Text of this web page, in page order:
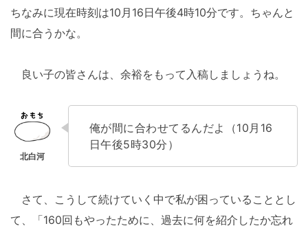
ちなみに現在時刻は10月16日午後4時10分です。ちゃんと
間に合うかな。
良い子の皆さんは、余裕をもって入稿しましょうね。
俺が間に合わせてるんだよ（10月16
日午後5時30分）
さて、こうして続けていく中で私が困っていることとし
て、「160回もやったために、過去に何を紹介したか忘れ